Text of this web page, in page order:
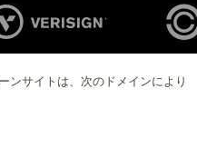
ンサイトは、次のドメインにより